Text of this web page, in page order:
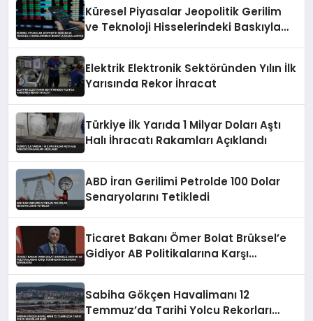
Küresel Piyasalar Jeopolitik Gerilim
ve Teknoloji Hisselerindeki Baskıyla
Elektrik Elektronik Sektöründen Yılın İlk
Yarısında Rekor İhracat
Türkiye İlk Yarıda 1 Milyar Doları Aştı
Halı İhracatı Rakamları Açıklandı
ABD İran Gerilimi Petrolde 100 Dolar
Senaryolarını Tetikledi
Ticaret Bakanı Ömer Bolat Brüksel’e
Gidiyor AB Politikalarına Karşı
Sabiha Gökçen Havalimanı 12
Temmuz’da Tarihi Yolcu Rekorları